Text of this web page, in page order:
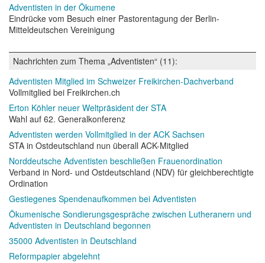
Adventisten in der Ökumene
Eindrücke vom Besuch einer Pastorentagung der Berlin-
Mitteldeutschen Vereinigung
Nachrichten zum Thema „Adventisten“ (11):
Adventisten Mitglied im Schweizer Freikirchen-Dachverband
Vollmitglied bei Freikirchen.ch
Erton Köhler neuer Weltpräsident der STA
Wahl auf 62. Generalkonferenz
Adventisten werden Vollmitglied in der ACK Sachsen
STA in Ostdeutschland nun überall ACK-Mitglied
Norddeutsche Adventisten beschließen Frauenordination
Verband in Nord- und Ostdeutschland (NDV) für gleichberechtigte
Ordination
Gestiegenes Spendenaufkommen bei Adventisten
Ökumenische Sondierungsgespräche zwischen Lutheranern und
Adventisten in Deutschland begonnen
35000 Adventisten in Deutschland
Reformpapier abgelehnt